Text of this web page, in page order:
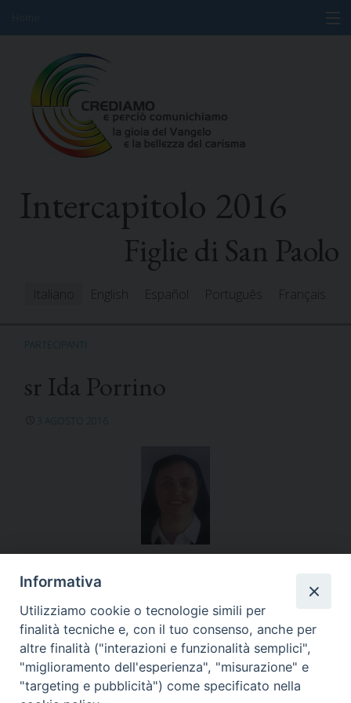
content
Informazioni
Programma
Partecipanti
Risorse
Intercapitolo 2016
Figlie di San Paolo
Italiano English Español Português Français
PARTECIPANTI
sr Ida Porrino
3 AGOSTO 2016
East Asia
«sr Denise Brischoux
sr Godelieve Mastaki
Informativa
Utilizziamo cookie o tecnologie simili per
finalità tecniche e, con il tuo consenso, anche per
altre finalità ("interazioni e funzionalità semplici",
"miglioramento dell'esperienza", "misurazione" e
"targeting e pubblicità") come specificato nella